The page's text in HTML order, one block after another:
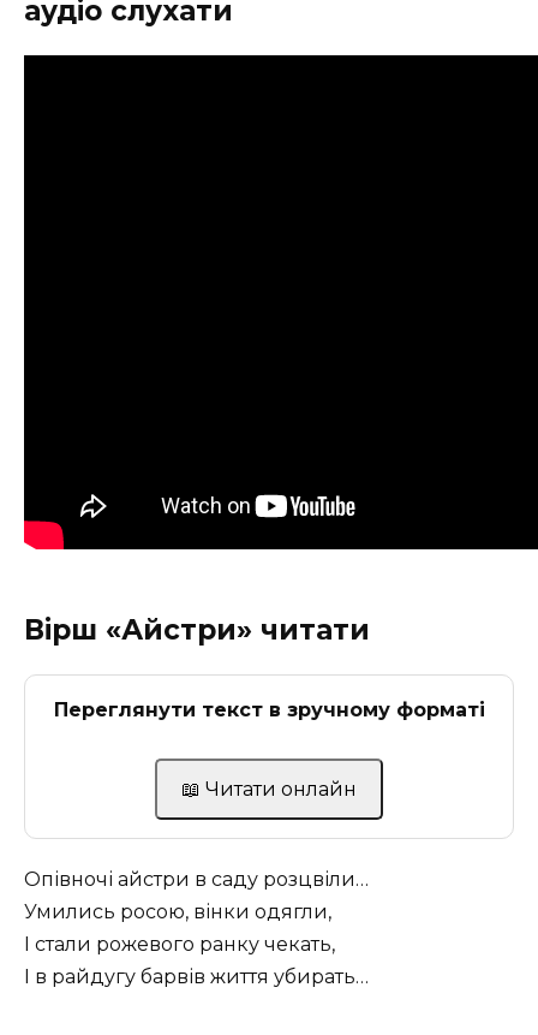
аудіо слухати
Вірш «Айстри» читати
Переглянути текст в зручному форматі
📖 Читати онлайн
Опівночі айстри в саду розцвіли…
Умились росою, вінки одягли,
І стали рожевого ранку чекать,
І в райдугу барвів життя убирать…